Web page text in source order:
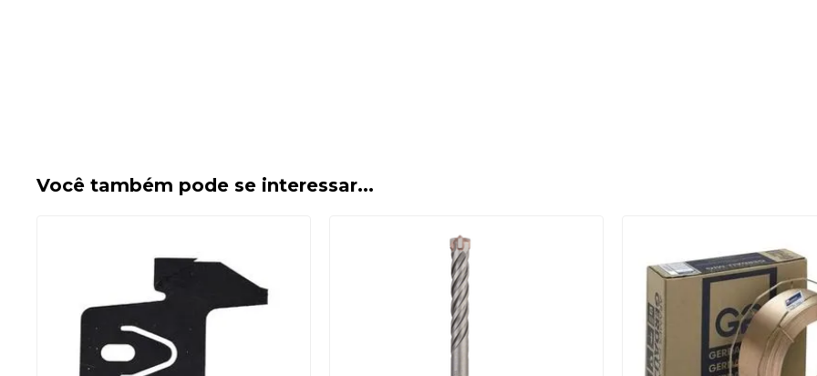
Você também pode se interessar...